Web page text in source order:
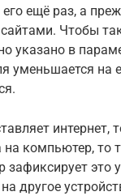
ещё раз, а
Чтобы
указано в
уменьшается на
интернет,
компьютер, то
зафиксирует
другое